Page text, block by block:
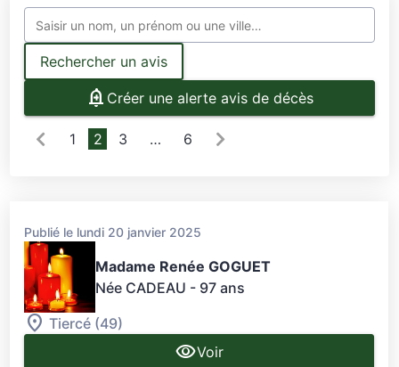
Rechercher un avis
Créer une alerte avis de décès
1 2 3 … 6
Publié le lundi 20 janvier 2025
Madame Renée GOGUET
Née CADEAU - 97 ans
Tiercé (49)
Voir